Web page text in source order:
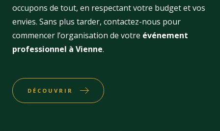
occupons de tout, en respectant votre budget et vos
envies. Sans plus tarder, contactez-nous pour
commencer l’organisation de votre événement
professionnel à Vienne.
DÉCOUVRIR